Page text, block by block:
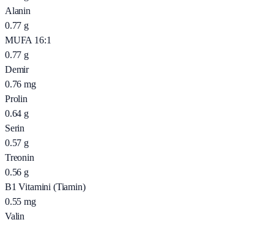
Alanin
0.77 g
MUFA 16:1
0.77 g
Demir
0.76 mg
Prolin
0.64 g
Serin
0.57 g
Treonin
0.56 g
B1 Vitamini (Tiamin)
0.55 mg
Valin